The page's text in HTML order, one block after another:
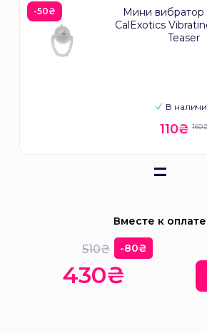
-50₴
Мини вибратор
CalExotics
Teaser
В
110₴
=
Вместе к оплате
510₴ -80₴
430₴